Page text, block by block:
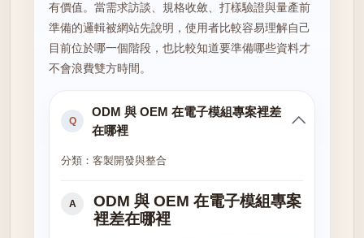
有價值。當需求訪談、規格收斂、打樣驗證與量產前
準備的邏輯被網站先說明，使用者比較容易理解自己
目前位於哪一個階段，也比較知道要準備哪些資料才
不會浪費雙方時間。
Q
ODM 與 OEM 在電子模組專案裡差
在哪裡
分類：客製開發與整合
A
ODM 與 OEM 在電子模組專案
裡差在哪裡